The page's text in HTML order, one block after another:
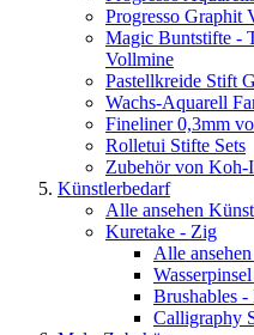
Progresso Graphit
Magic Buntstifte -
Vollmine
Pastellkreide Stift
Wachs-Aquarell
Fineliner 0,3mm
Rolletui Stifte Sets
Zubehör von Koh-
Künstlerbedarf
Alle ansehen
Kuretake - Zig
Alle
Brushables
Calligraphy